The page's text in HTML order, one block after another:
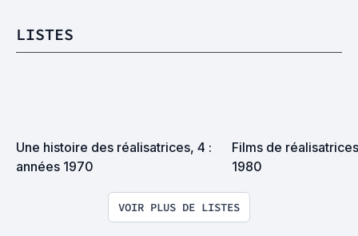
LISTES
Une histoire des réalisatrices, 4 :
années 1970
Films de
1980
VOIR PLUS DE LISTES